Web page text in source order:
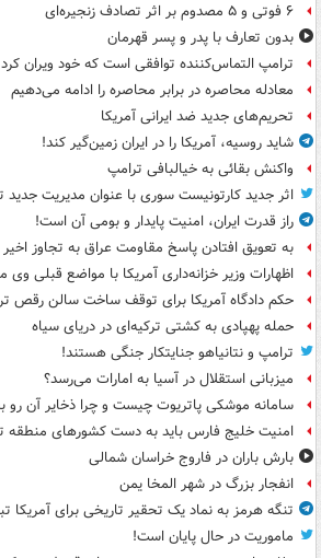
۶ فوتی و ۵ مصدوم بر اثر تصادف زنجیره‌ای
بدون تعارف با پدر و پسر قهرمان
ترامپ التماس‌کننده توافقی است که خود ویران کرد
معادله محاصره در برابر محاصره را ادامه می‌دهیم
تحریم‌های جدید ضد ایرانی آمریکا
شاید روسیه، آمریکا را در ایران زمین‌گیر کند!
واکنش بقائی به خیالبافی ترامپ
اثر جدید کارتونیست سوری با عنوان مدیریت جدید
راز قدرت ایران، امنیت پایدار و بومی آن است!
به تعویق افتادن پاسخ مقاومت عراق به تجاوز
اظهارات وزیر خزانه‌داری آمریکا با مواضع قبلی
حکم دادگاه آمریکا برای توقف ساخت سالن رقص
حمله پهپادی به کشتی ترکیه‌ای در دریای سیاه
ترامپ و نتانیاهو جنایتکار جنگی هستند!
میزبانی استقلال در آسیا به امارات می‌رسد؟
سامانه موشکی پاتریوت چیست و چرا ذخایر آن رو
امنیت خلیج فارس باید به دست کشورهای منطقه
بارش باران در فاروج خراسان شمالی
انفجار بزرگ در شهر المخا یمن
تنگه هرمز به نماد یک تحقیر تاریخی برای آمریکا
ماموریت در حال پایان است!